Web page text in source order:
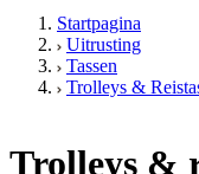
Startpagina
Uitrusting
Tassen
Trolleys &
Trolleys &